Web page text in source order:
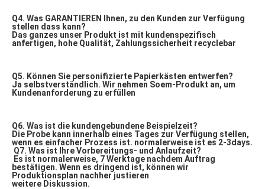
Q4. Was GARANTIEREN Ihnen, zu den Kunden zur Verfügung
stellen dass kann?
Das ganzes unser Produkt ist mit kundenspezifisch
anfertigen, hohe Qualität, Zahlungssicherheit recyclebar
Q5. Können Sie personifizierte Papierkästen entwerfen?
Ja selbstverständlich. Wir nehmen Soem-Produkt an, um
Kundenanforderung zu erfüllen
Q6. Was ist die kundengebundene Beispielzeit?
Die Probe kann innerhalb eines Tages zur Verfügung stellen,
wenn es einfacher Prozess ist. normalerweise ist es 2-3days.
Q7. Was ist Ihre Vorbereitungs- und Anlaufzeit?
Es ist normalerweise, 7 Werktage nachdem Auftrag
bestätigen. Wenn es dringend ist, können wir
Produktionsplan nachher justieren
weitere Diskussion.